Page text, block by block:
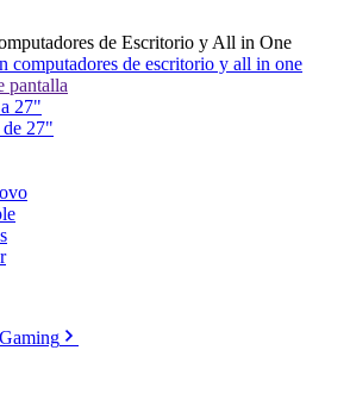
de Escritorio y All in One
computadores de escritorio y all in one
pantalla
27"
de 27"